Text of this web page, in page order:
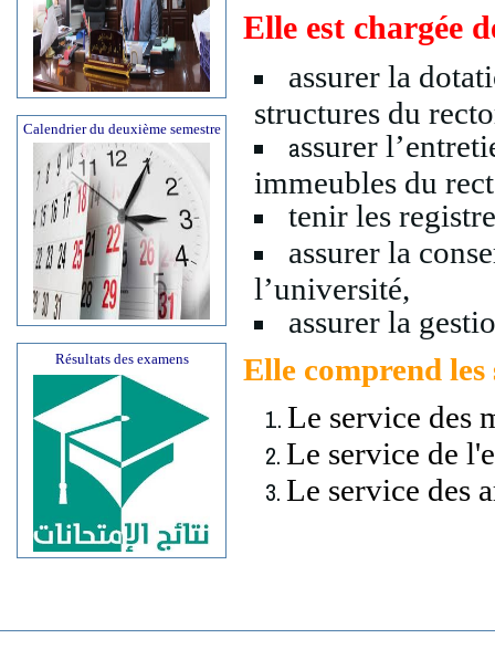
Calendrier du deuxième semestre
Résultats des examens
Elle est chargée
assurer la
structures du
assurer
immeubles du
tenir les
assurer la
l’université,
assurer la
Elle comprend
Le service des
Le service de
Le service des